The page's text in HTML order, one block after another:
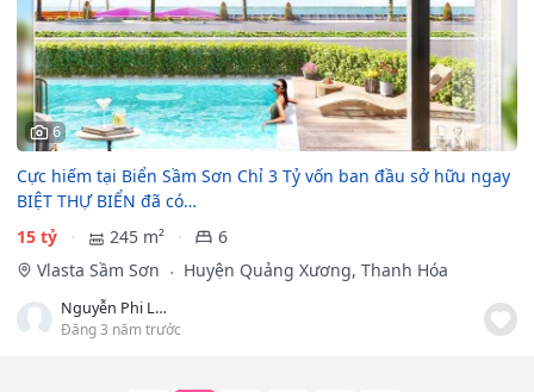
6
Cực hiếm tại Biển Sầm Sơn Chỉ 3 Tỷ vốn ban đầu sở hữu ngay
BIỆT THỰ BIỂN đã có…
15 tỷ
245 m²
6
Vlasta Sầm Sơn
Huyện Quảng Xương, Thanh Hóa
Nguyễn Phi Long
Đăng 3 năm trước